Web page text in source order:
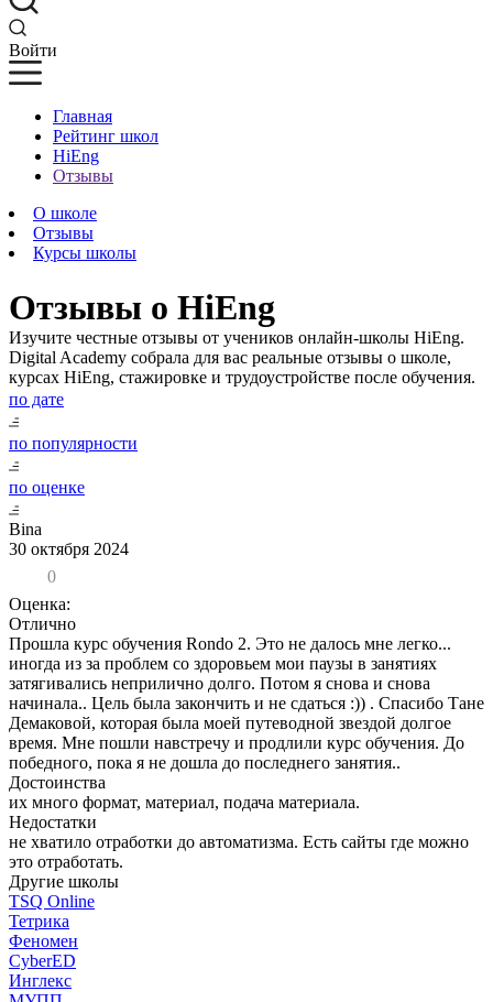
Войти
Главная
Рейтинг школ
HiEng
Отзывы
О школе
Отзывы
Курсы школы
Отзывы о HiEng
Изучите честные отзывы от учеников онлайн-школы HiEng.
Digital Academy собрала для вас реальные отзывы о школе,
курсах HiEng, стажировке и трудоустройстве после обучения.
по дате
по популярности
по оценке
Bina
30 октября 2024
0
Оценка:
Отлично
Прошла курс обучения Rondo 2. Это не далось мне легко...
иногда из за проблем со здоровьем мои паузы в занятиях
затягивались неприлично долго. Потом я снова и снова
начинала.. Цель была закончить и не сдаться :)) . Спасибо Тане
Демаковой, которая была моей путеводной звездой долгое
время. Мне пошли навстречу и продлили курс обучения. До
победного, пока я не дошла до последнего занятия..
Достоинства
их много формат, материал, подача материала.
Недостатки
не хватило отработки до автоматизма. Есть сайты где можно
это отработать.
Другие школы
TSQ Online
Тетрика
Феномен
CyberED
Инглекс